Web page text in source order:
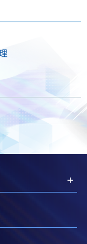
頒授課程和報讀
式報名的課程)。
付方式之外，如就
學員亦可以「微
支付寶」(Online
。
的